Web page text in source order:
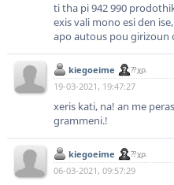
ti tha pi 942 990
exis vali mono esi den
apo autous pou girizoun
kiegoeime ?? χρ.
19-03-2021, 19:47:27
xeris kati, na! an me
grammeni.!
kiegoeime ?? χρ.
06-03-2021, 09:57:29